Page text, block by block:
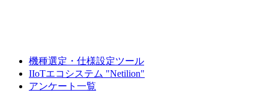
機種選定・仕様設定ツール
IIoTエコシステム "Netilion"
アンケート一覧